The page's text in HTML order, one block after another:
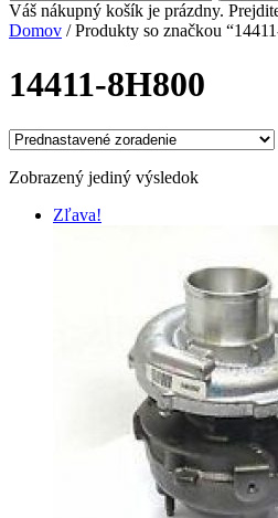
Váš nákupný košík je prázdny.
Domov / Produkty so značkou
14411-8H800
Zobrazený jediný výsledok
Zľava!